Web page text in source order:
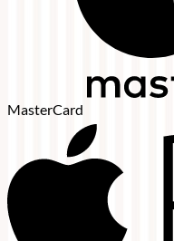
MasterCard